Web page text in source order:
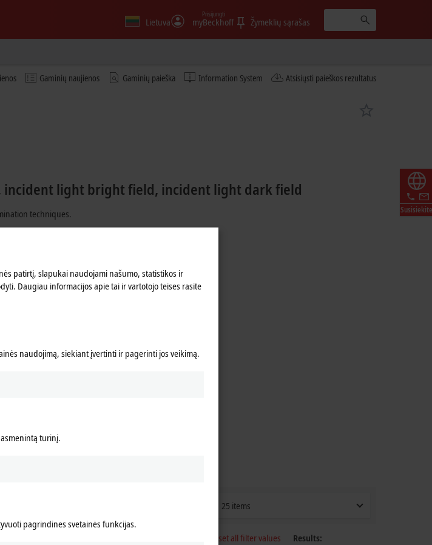
Lietuva myBeckhoff
Prisijungti
Žymeklių sąrašas
Gaminių naujienos Gaminių paieška Information System Atsisiųsti paieškos rezultatus
Susisiekite
light bright field, incident light dark field
techniques.
25 items
Reset all filter values Results:
patirtį, slapukai naudojami našumo, statistikos ir
Daugiau informacijos apie tai ir vartotojo teises rasite
naudojimą, siekiant įvertinti ir pagerinti jos veikimą.
turinį.
pagrindines svetainės funkcijas.